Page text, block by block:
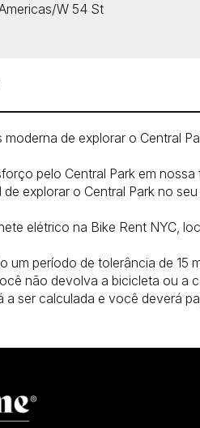
W 54 St
moderna de explorar o Central
pelo Central Park em
explorar o Central Park no
elétrico na Bike Rent NYC,
um período de tolerância de 15
não devolva a bicicleta ou a
a ser calculada e você deverá